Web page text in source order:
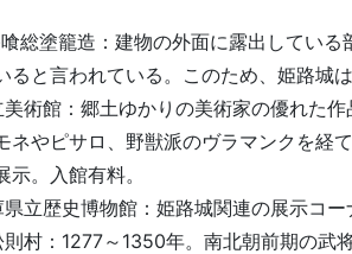
総塗籠造：建物の外面に露出してい
ると言われている。このため、姫路城
術館：郷土ゆかりの美術家の優れた作
ネやピサロ、野獣派のヴラマンクを経
示。入館有料。
立歴史博物館：姫路城関連の展示コー
村：1277～1350年。南北朝前期の武